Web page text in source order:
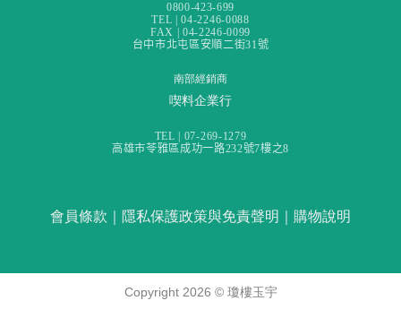
0800-423-699
TEL | 04-2246-0088
FAX | 04-2246-0099
台中市北屯區安順二街31號
南部經銷商
喫料企業行
TEL | 07-269-1279
高雄市苓雅區成功一路232號7樓之8
會員條款 隱私保護政策與免責聲明 購物說明
Copyright 2026 © 瓊樓玉宇